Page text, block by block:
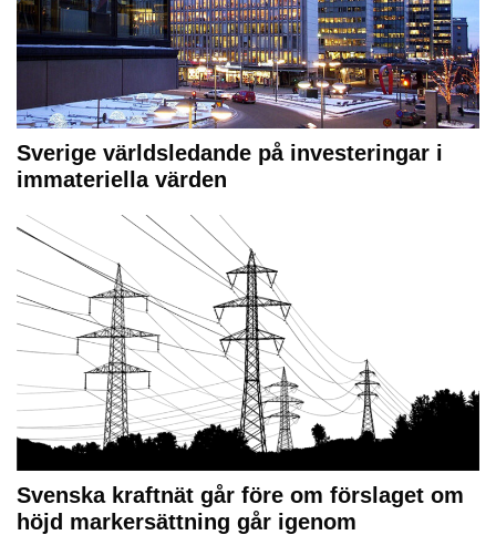
Sverige världsledande på investeringar i
immateriella värden
Svenska kraftnät går före om förslaget om
höjd markersättning går igenom